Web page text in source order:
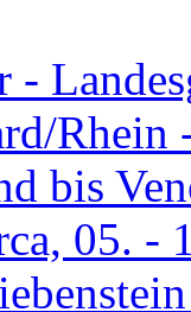
-
Rhein
bis
05. -